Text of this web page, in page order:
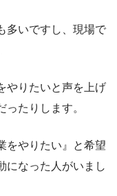
多いですし、現場で
やりたいと声を上げ
たりします。
をやりたい』と希望
になった人がいまし